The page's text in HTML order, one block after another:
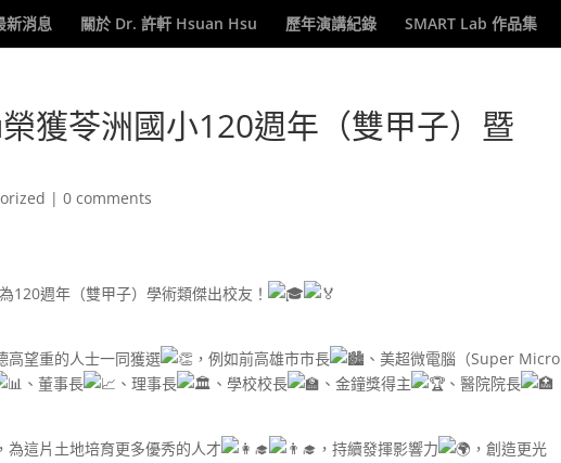
新消息 關於 Dr. 許軒 Hsuan Hsu 歷年演講紀錄 SMART Lab 作品集
獲苓洲國小120週年（雙甲子）暨
|0 comments
120週年（雙甲子）學術類傑出校友！
高望重的人士一同獲選 ，例如前高雄市市長
、美超微電腦（Super Micro
、董事長 、理事長 、學校校長 、金鐘獎得主
、醫院院長
，為這片土地培育更多優秀的人才 ，持續發揮影響力
，創造更光